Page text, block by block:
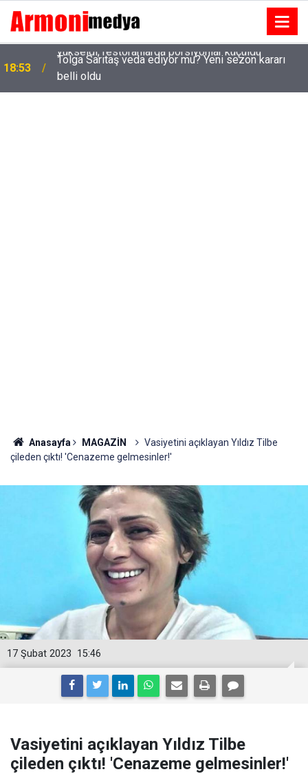
18:53
Tolga Sarıtaş veda ediyor mu? Yeni sezon kararı
belli oldu
Anasayfa MAGAZİN
Vasiyetini açıklayan Yıldız Tilbe
çileden çıktı! 'Cenazeme gelmesinler!'
15:46
17 Şubat 2023
Vasiyetini açıklayan Yıldız Tilbe
çileden çıktı! 'Cenazeme gelmesinler!'